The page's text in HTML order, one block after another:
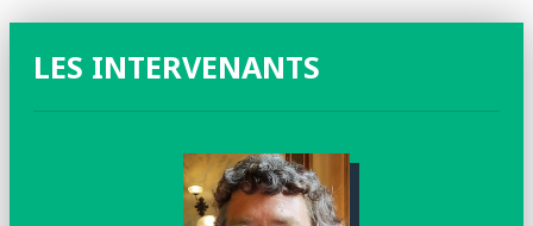
LES INTERVENANTS